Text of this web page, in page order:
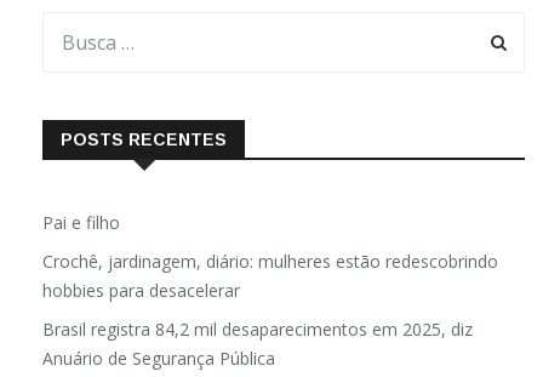
POSTS RECENTES
Pai e filho
Crochê, jardinagem, diário: mulheres estão redescobrindo
hobbies para desacelerar
Brasil registra 84,2 mil desaparecimentos em 2025, diz
Anuário de Segurança Pública